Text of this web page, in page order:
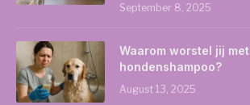
September 8, 2025
Waarom worstel jij met
hondenshampoo?
August 13, 2025